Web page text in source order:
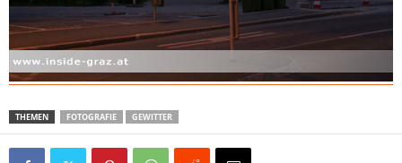
THEMEN FOTOGRAFIE GEWITTER